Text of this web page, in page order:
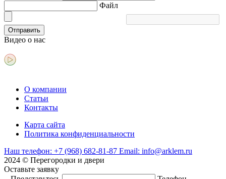
Файл
Отправить
Видео о нас
О компании
Статьи
Контакты
Карта сайта
Политика конфиденциальности
Наш телефон: +7 (968) 682-81-87 Email: info@arklem.ru
2024 © Перегородки и двери
Оставьте заявку